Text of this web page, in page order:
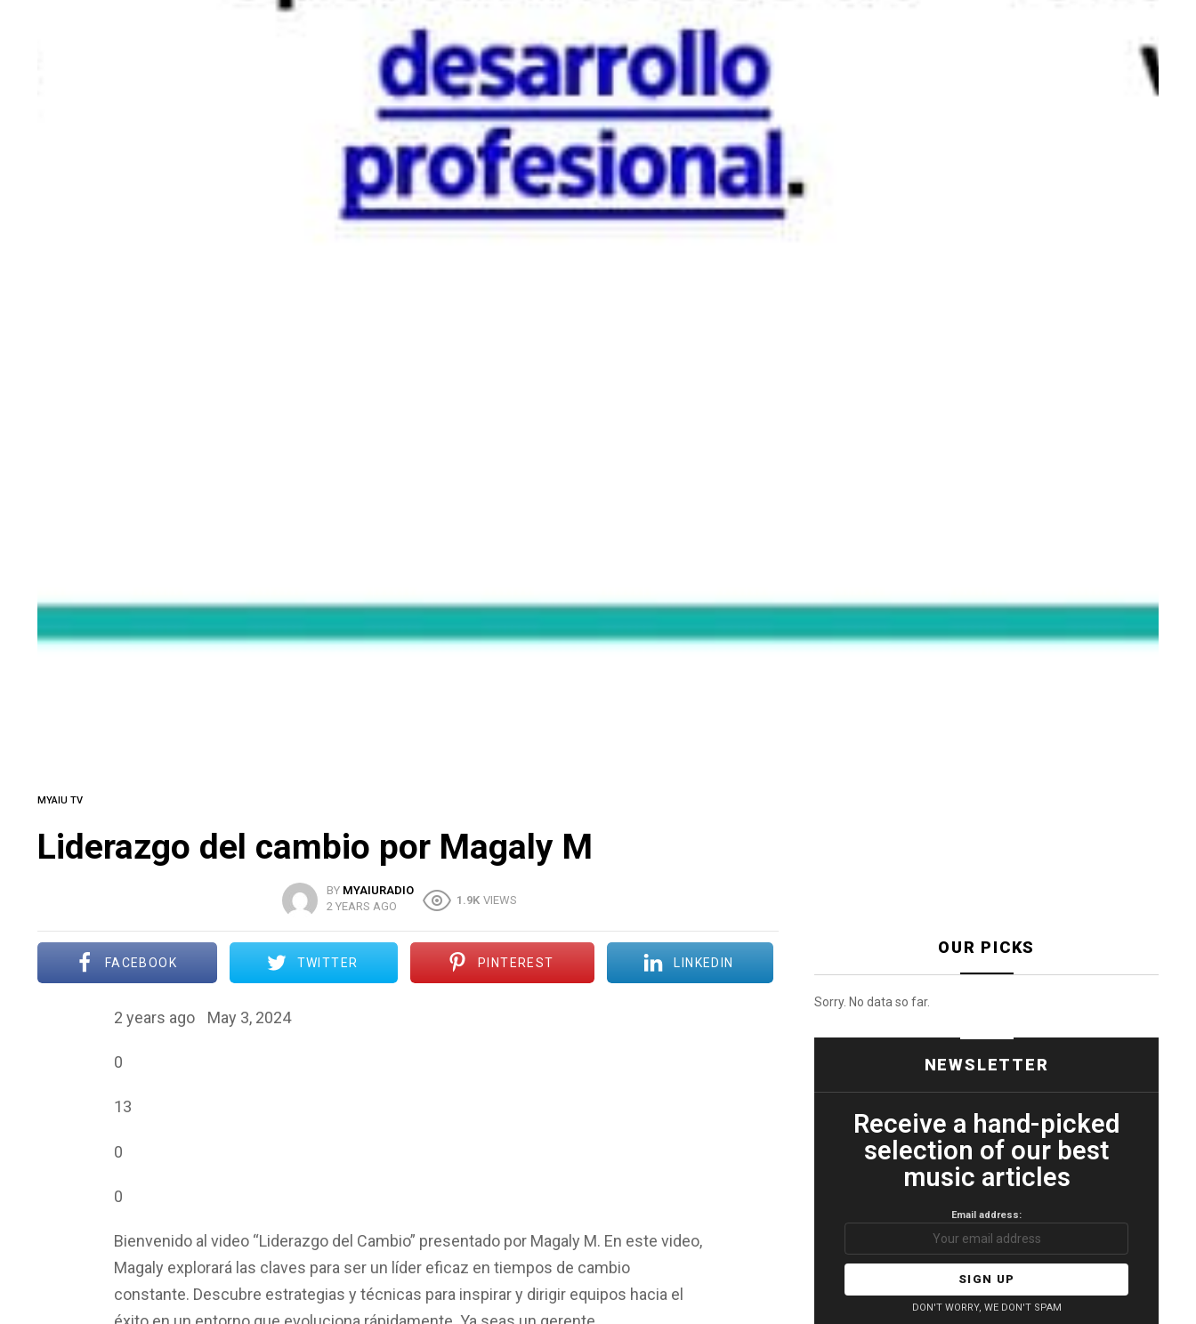
MYAIU TV
Liderazgo del cambio por Magaly M
BY MYAIURADIO
2 YEARS AGO
1.9K VIEWS
FACEBOOK TWITTER PINTEREST LINKEDIN
2 years ago May 3, 2024
0
13
0
0
Bienvenido al video “Liderazgo del Cambio” presentado por Magaly M. En este video,
Magaly explorará las claves para ser un líder eficaz en tiempos de cambio
constante. Descubre estrategias y técnicas para inspirar y dirigir equipos hacia el
OUR PICKS
Sorry. No data so far.
NEWSLETTER
Receive a hand-picked
selection of our best
music articles
Email address:
DON'T WORRY, WE DON'T SPAM